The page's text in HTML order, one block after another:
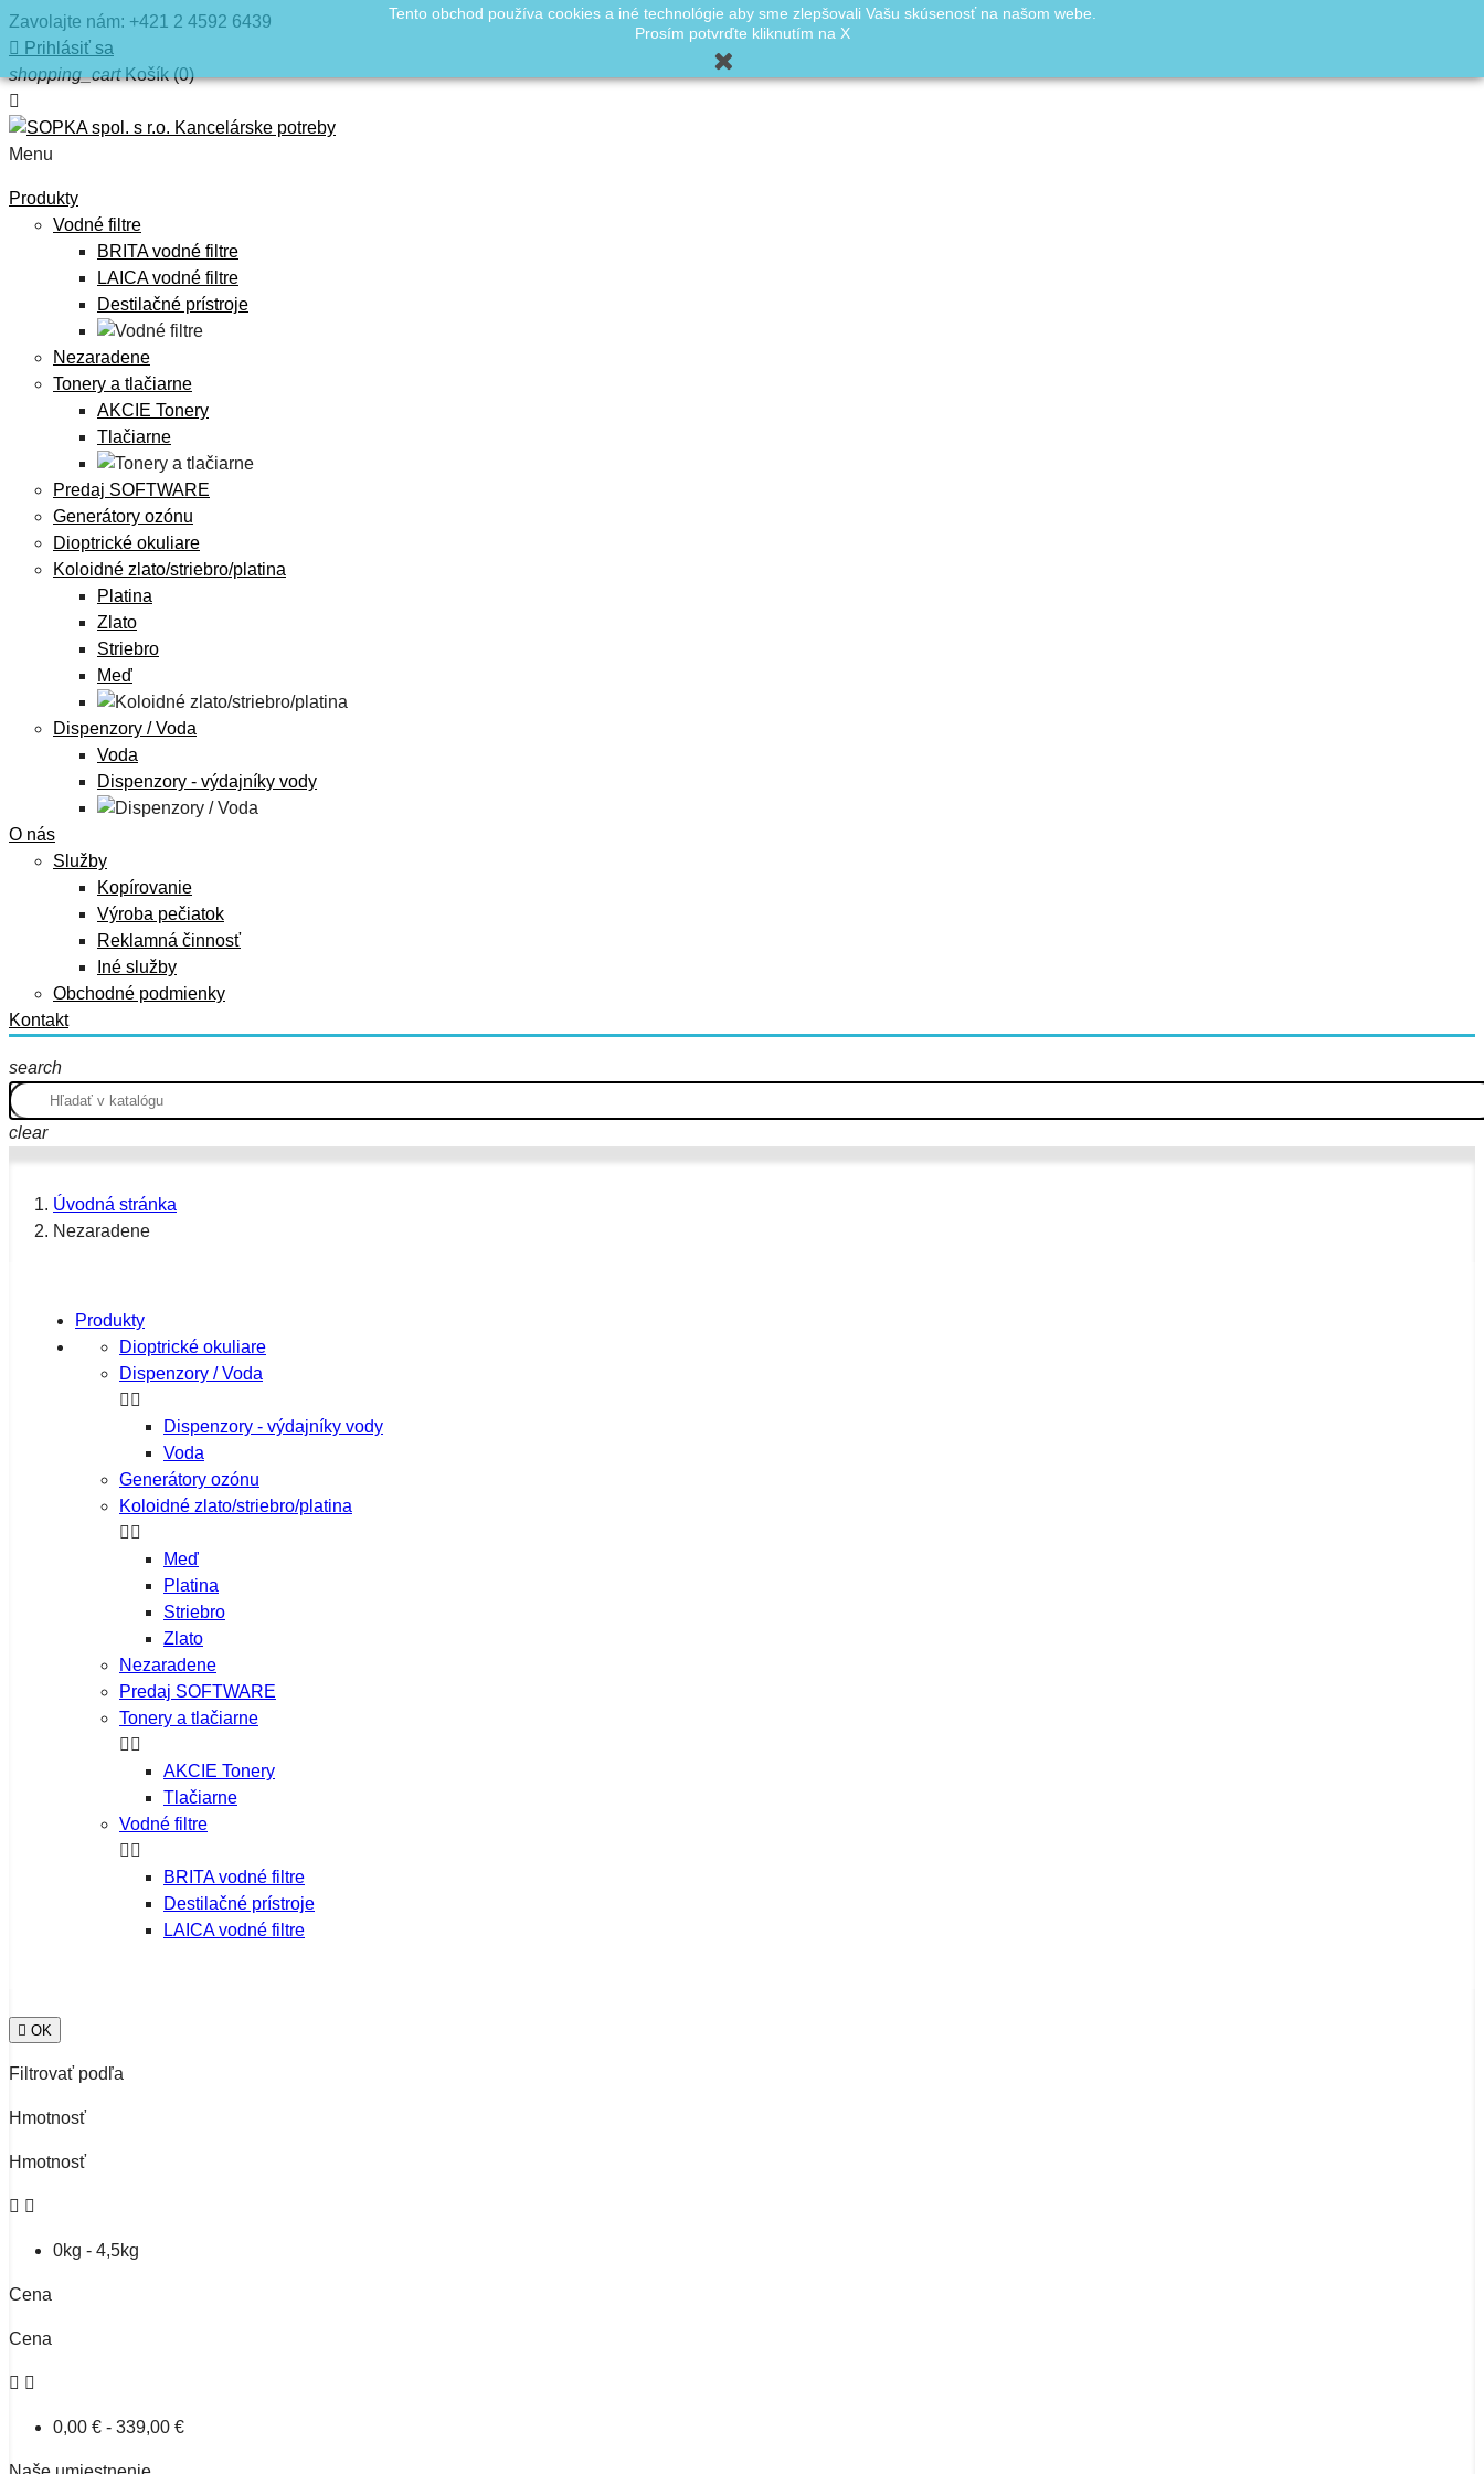
Zavolajte nám: +421 2 4592 6439
 Prihlásiť sa
shopping_cart Košík (0)

Menu
Produkty
Vodné filtre
BRITA vodné filtre
LAICA vodné filtre
Destilačné prístroje
Nezaradene
Tonery a tlačiarne
AKCIE Tonery
Tlačiarne
Predaj SOFTWARE
Generátory ozónu
Dioptrické okuliare
Koloidné zlato/striebro/platina
Platina
Zlato
Striebro
Meď
Dispenzory / Voda
Voda
Dispenzory - výdajníky vody
O nás
Služby
Kopírovanie
Výroba pečiatok
Reklamná činnosť
Iné služby
Obchodné podmienky
Kontakt
search
clear
Úvodná stránka
Nezaradene
Produkty
Dioptrické okuliare
Dispenzory / Voda
 
Dispenzory - výdajníky vody
Voda
Generátory ozónu
Koloidné zlato/striebro/platina
 
Meď
Platina
Striebro
Zlato
Nezaradene
Predaj SOFTWARE
Tonery a tlačiarne
 
AKCIE Tonery
Tlačiarne
Vodné filtre
 
BRITA vodné filtre
Destilačné prístroje
LAICA vodné filtre
 OK
Filtrovať podľa
Hmotnosť
Hmotnosť
 
0kg - 4,5kg
Cena
Cena
 
0,00 € - 339,00 €
Tento obchod používa cookies a iné technológie aby sme zlepšovali Vašu skúsenosť na našom webe.
Prosím potvrďte kliknutím na X